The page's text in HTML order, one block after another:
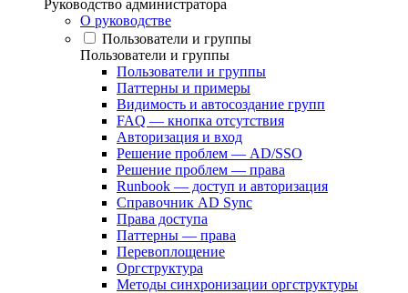
Руководство администратора
О руководстве
Пользователи и группы
Пользователи и группы
Пользователи и группы
Паттерны и примеры
Видимость и автосоздание групп
FAQ — кнопка отсутствия
Авторизация и вход
Решение проблем — AD/SSO
Решение проблем — права
Runbook — доступ и авторизация
Справочник AD Sync
Права доступа
Паттерны — права
Перевоплощение
Оргструктура
Методы синхронизации оргструктуры